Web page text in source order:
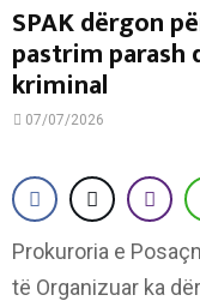
SPAK dërgon
pastrim
kriminal
07/07/2026
Prokuroria e
të Organizuar ka